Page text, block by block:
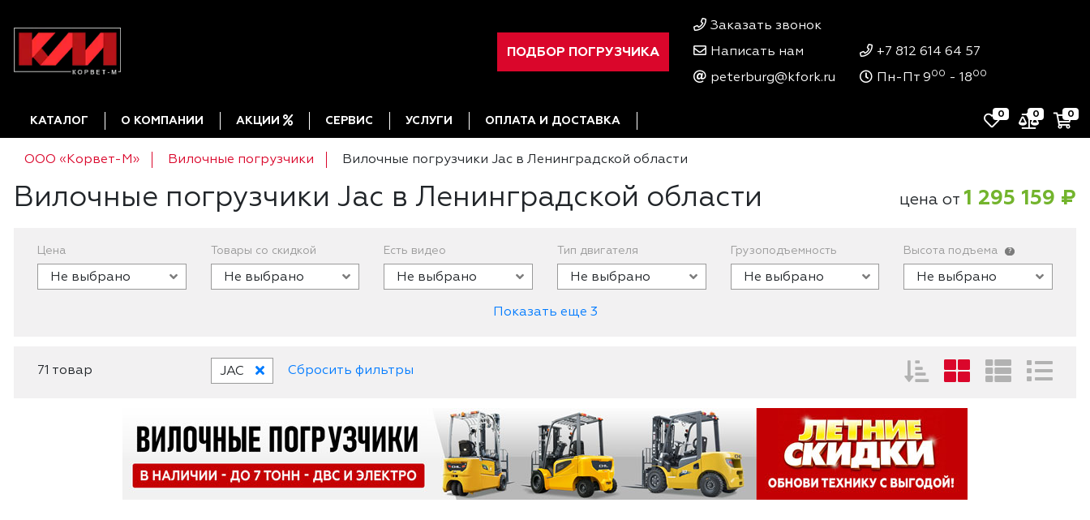
ПОДБОР ПОГРУЗЧИКА
Заказать звонок
Написать нам
peterburg@kfork.ru
+7 812 614 64 57
Пн-Пт 900 - 1800
КАТАЛОГ О КОМПАНИИ АКЦИИ СЕРВИС УСЛУГИ ОПЛАТА И ДОСТАВКА 0 0 0
ООО «Корвет-М» Вилочные погрузчики Вилочные погрузчики Jac в Ленинградской области
цена от 1 295 159 ₽
Вилочные погрузчики Jac в Ленинградской области
Цена
Не выбрано
Товары со скидкой
Не выбрано
Есть видео
Не выбрано
Тип двигателя
Не выбрано
Грузоподъемность
Не выбрано
Высота подъема ?
Не выбрано
Показать еще 3
71 товар JAC Сбросить фильтры